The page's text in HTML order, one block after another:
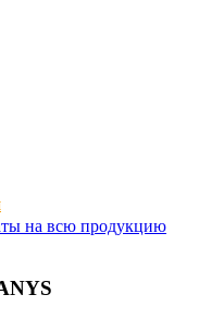
на всю продукцию